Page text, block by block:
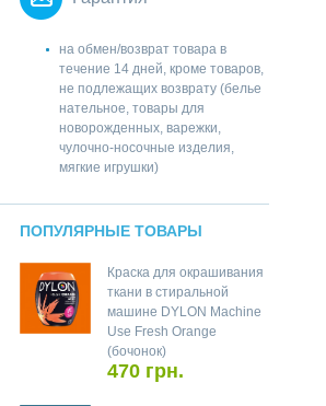
на обмен/возврат товара в
течение 14 дней, кроме товаров,
не подлежащих возврату (белье
нательное, товары для
новорожденных, варежки,
чулочно-носочные изделия,
мягкие игрушки)
ПОПУЛЯРНЫЕ ТОВАРЫ
Краска для окрашивания
ткани в стиральной
машине DYLON Machine
Use Fresh Orange
(бочонок)
470 грн.